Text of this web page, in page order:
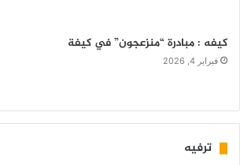
كيفه : مبادرة “منزعجون” في كيفة
فبراير 4, 2026
ترفيه